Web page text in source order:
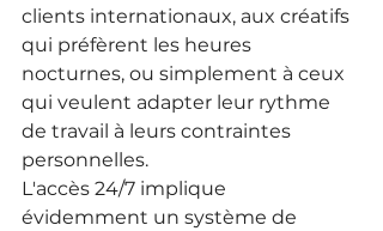
clients internationaux, aux créatifs
qui préfèrent les heures
nocturnes, ou simplement à ceux
qui veulent adapter leur rythme
de travail à leurs contraintes
personnelles.
L'accès 24/7 implique
évidemment un système de